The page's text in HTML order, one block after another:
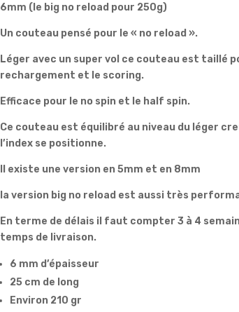
6mm (le big no reload pour 250g)
Un couteau pensé pour le « no reload ».
Léger avec un super vol ce couteau est taillé
rechargement et le scoring.
Efficace pour le no spin et le half spin.
Ce couteau est équilibré au niveau du léger
l’index se positionne.
Il existe une version en 5mm et en 8mm
la version big no reload est aussi très
En terme de délais il faut compter 3 à 4
temps de livraison.
6 mm d’épaisseur
25 cm de long
Environ 210 gr